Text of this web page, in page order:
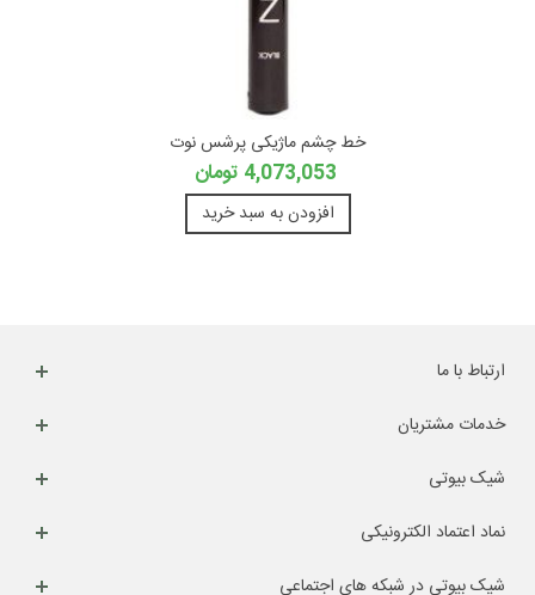
خط چشم ماژیکی پرشس نوت
4,073,053 تومان
افزودن به سبد خرید
ارتباط با ما
خدمات مشتریان
شیک بیوتی
نماد اعتماد الکترونیکی
شیک بیوتی در شبکه های اجتماعی